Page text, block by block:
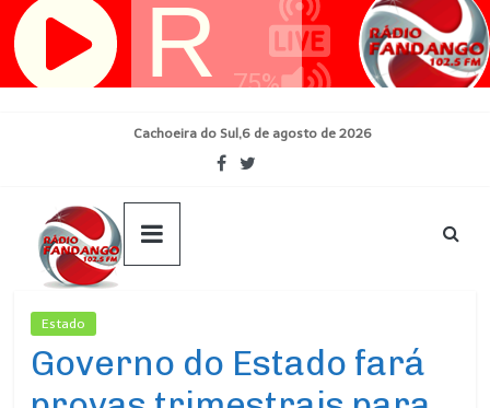
Pular
para
Cachoeira do Sul,6 de agosto de 2026
Estado
Governo do Estado fará